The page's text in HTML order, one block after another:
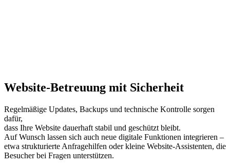
Website-Betreuung mit Sicherheit
Regelmäßige Updates, Backups und technische Kontrolle sorgen
dafür,
dass Ihre Website dauerhaft stabil und geschützt bleibt.
Auf Wunsch lassen sich auch neue digitale Funktionen integrieren –
etwa strukturierte Anfragehilfen oder kleine Website-Assistenten, die
Besucher bei Fragen unterstützen.